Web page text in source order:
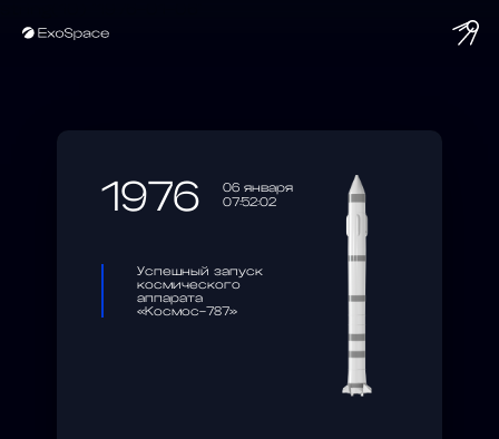
1976
06 января
07:52:02
Успешный запуск
космического
аппарата
«Космос-787»